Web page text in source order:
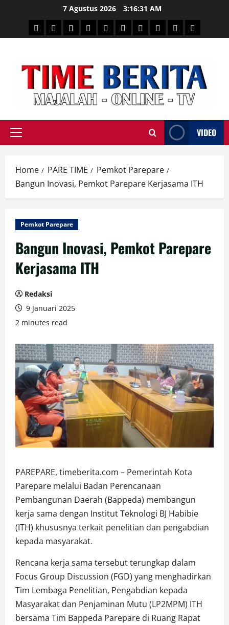
content
7 Agustus 2026 3:16:32 AM
HEADLINE
PARESULSELBAR
POLITIKHUKRIMNASIONAL
PENKESSPORTAINMENT
DUNIAMEDSOS
Primary
VIDEO
Home PARE TIME
Pemkot Parepare
Bangun Inovasi, Pemkot Parepare Kerjasama ITH
Pemkot Parepare
Bangun Inovasi, Pemkot Parepare
Kerjasama ITH
Redaksi
9 Januari 2025
2 minutes read
PAREPARE, timeberita.com – Pemerintah Kota
Parepare melalui Badan Perencanaan
Pembangunan Daerah (Bappeda) membangun
kerja sama dengan Institut Teknologi BJ Habibie
(ITH) khususnya terkait penelitian dan pengabdian
kepada masyarakat.
Rencana kerja sama tersebut terungkap dalam
Focus Group Discussion (FGD) yang menghadirkan
Tim Lembaga Penelitian, Pengabdian kepada
Masyarakat dan Penjaminan Mutu (LP2MPM) ITH
bersama Tim Bappeda Parepare di Ruang Rapat